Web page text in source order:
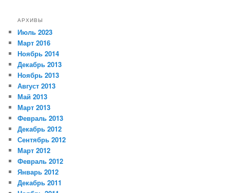
АРХИВЫ
Июль 2023
Март 2016
Ноябрь 2014
Декабрь 2013
Ноябрь 2013
Август 2013
Май 2013
Март 2013
Февраль 2013
Декабрь 2012
Сентябрь 2012
Март 2012
Февраль 2012
Январь 2012
Декабрь 2011